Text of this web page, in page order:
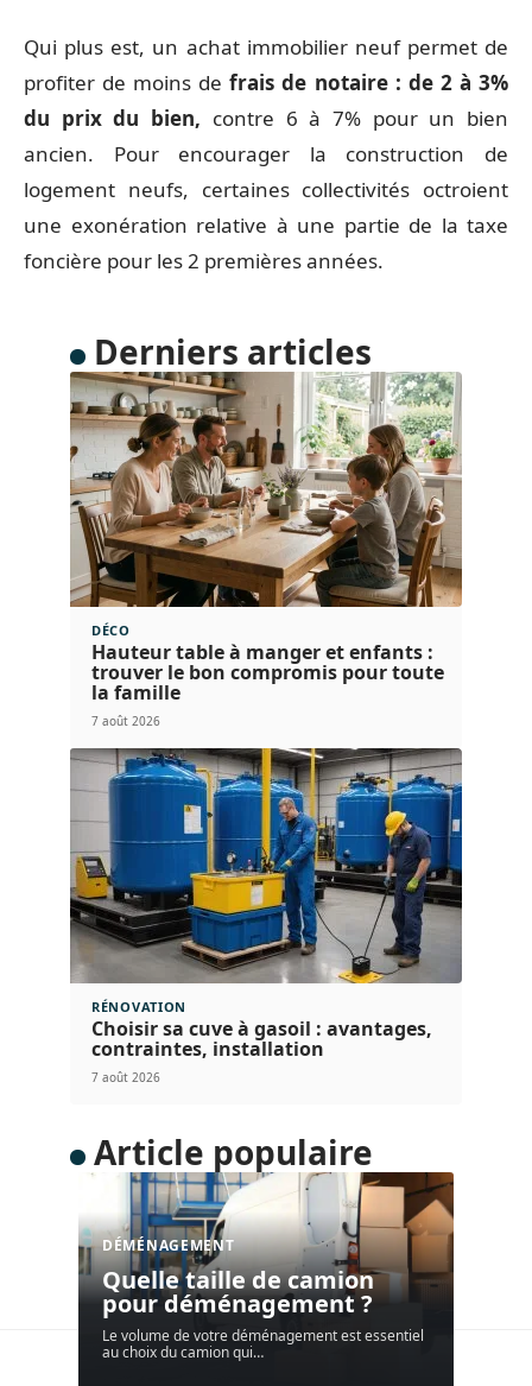
Qui plus est, un achat immobilier neuf permet de
profiter de moins defrais de notaire : de 2 à 3%
du prix du bien, contre 6 à 7% pour un bien
ancien. Pour encourager la construction de
logement neufs, certaines collectivités octroient
une exonération relative à une partie de la taxe
foncière pour les 2 premières années.
Derniers articles
DÉCO
Hauteur table à manger et enfants :
trouver le bon compromis pour toute
la famille
7 août 2026
RÉNOVATION
Choisir sa cuve à gasoil : avantages,
contraintes, installation
7 août 2026
Article populaire
DÉMÉNAGEMENT
Quelle taille de camion
pour déménagement ?
Le volume de votre déménagement est essentiel
au choix du camion qui…